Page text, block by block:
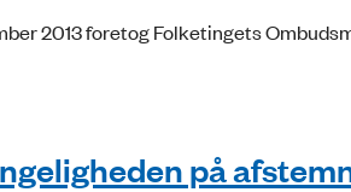
2013 foretog Folketingets
på